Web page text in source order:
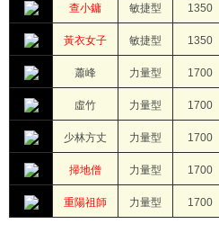
查小鏞 敏捷型 1350
黃衣女子 敏捷型 1350
蕭峰 力量型 1700
虛竹 力量型 1700
少林方丈 力量型 1700
掃地僧 力量型 1700
重陽祖師 力量型 1700